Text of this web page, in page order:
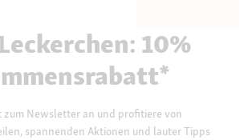
10%
Newsletter an und profitiere von
spannenden Aktionen und lauter Tipps